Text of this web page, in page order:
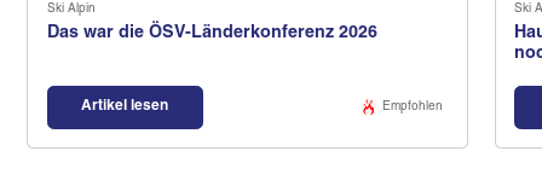
Ski Alpin
Das war die ÖSV-Länderkonferenz 2026
Artikel lesen Empfohlen
Ski